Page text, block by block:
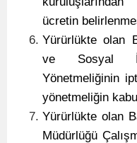
ücretin
Yürürlükte olan
ve Sosyal
Yönetmeliğinin
yönetmeliğin
Yürürlükte olan
Müdürlüğü